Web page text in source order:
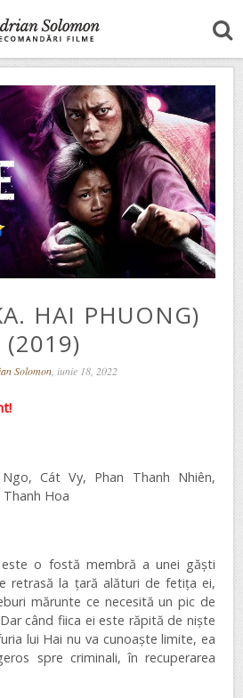
HAI PHUONG)
(2019)
Solomon, iunie 18, 2022
Ngo, Cát Vy, Phan Thanh Nhiên,
Thanh Hoa
este o fostă membră a unei găști
retrasă la țară alături de fetița ei,
mărunte ce necesită un pic de
când fiica ei este răpită de niște
lui Hai nu va cunoaște limite, ea
spre criminali, în recuperarea